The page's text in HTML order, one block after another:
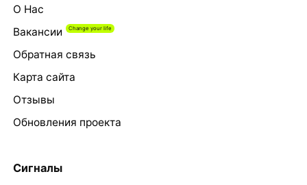
О Нас
Вакансии
Обратная связь
Карта сайта
Отзывы
Обновления проекта
Сигналы